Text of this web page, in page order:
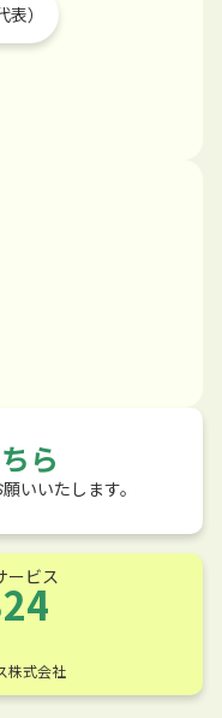
表）
ら
いいたします。
ービス
株式会社